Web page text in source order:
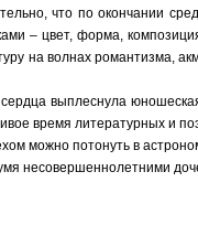
что по окончании
– цвет, форма,
на волнах
сердца выплеснула
время литературных и
можно потонуть в
несовершеннолетними